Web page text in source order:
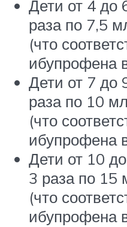
Дети от 4 до
раза по 7,5
(что
ибупрофена
Дети от 7 до
раза по 10
(что
ибупрофена
Дети от 10
3 раза по 15
(что
ибупрофена